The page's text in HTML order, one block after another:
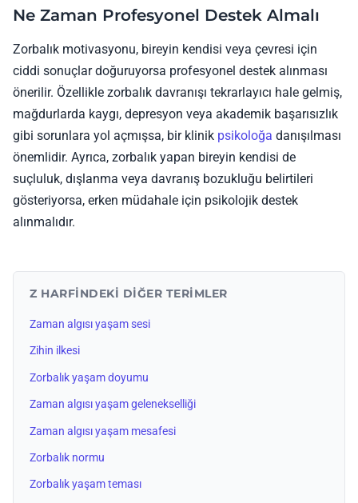
Ne Zaman Profesyonel Destek Almalı
Zorbalık motivasyonu, bireyin kendisi veya çevresi için
ciddi sonuçlar doğuruyorsa profesyonel destek alınması
önerilir. Özellikle zorbalık davranışı tekrarlayıcı hale gelmiş,
mağdurlarda kaygı, depresyon veya akademik başarısızlık
gibi sorunlara yol açmışsa, bir klinik psikoloğa danışılması
önemlidir. Ayrıca, zorbalık yapan bireyin kendisi de
suçluluk, dışlanma veya davranış bozukluğu belirtileri
gösteriyorsa, erken müdahale için psikolojik destek
alınmalıdır.
Z HARFINDEKI DIĞER TERIMLER
Zaman algısı yaşam sesi
Zihin ilkesi
Zorbalık yaşam doyumu
Zaman algısı yaşam gelenekselliği
Zaman algısı yaşam mesafesi
Zorbalık normu
Zorbalık yaşam teması